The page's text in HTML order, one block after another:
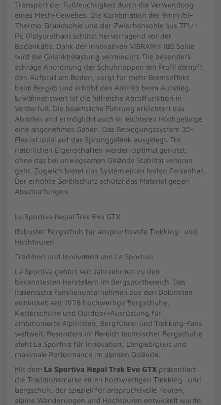
Transport der Fußfeuchtigkeit durch die Verwendung
eines Mesh-Gewebes. Die Kombination der 9mm Ibi-
Thermo-Brandsohle und der Zwischensohle aus TPU +
PE (Polyurethan) schützt hervorragend vor der
Bodenkälte. Dank der innovativen VIBRAM® IBS Sohle
wird die Gelenkbelastung vermindert. Die besonders
schräge Anordnung der Schuhnoppen am Profil dämpft
den Aufprall am Boden, sorgt für mehr Bremseffekt
beim Bergab und erhöht den Antrieb beim Aufstieg.
Erwähnenswert ist die hilfreiche Abrollfunktion in
Vorderfuß. Die beachtliche Führung erleichtert das
Abrollen und ermöglicht auch in leichteren Hochgebirge
eine angenehmes Gehen. Das Bewegungssystem 3D-
Flex ist ideal auf das Sprunggelenk ausgelegt. Die
natürlichen Eigenschaften werden optimal genutzt,
ohne das bei unwegsamen Gelände Stabiltät verloren
geht. Zugleich bietet das System einen festen Fersenhalt.
Der erhöhte Geröllschutz schützt das Material gegen
Abschürfungen.
La Sportiva Nepal Trek Evo GTX
Robuster Bergschuh für anspruchsvolle Trekking- und
Hochtouren
Tradition und Innovation von La Sportiva
La Sportiva gehört seit Jahrzehnten zu den
bekanntesten Herstellern im Bergsportbereich. Das
italienische Familienunternehmen aus den Dolomiten
entwickelt seit 1928 hochwertige Bergschuhe,
Kletterschuhe und Outdoor-Ausrüstung für
ambitionierte Alpinisten, Bergführer und Trekking-Fans
weltweit. Besonders im Bereich technischer Bergschuhe
steht La Sportiva für Innovation, Langlebigkeit und
maximale Performance im alpinen Gelände.
Mit dem La Sportiva Nepal Trek Evo GTX präsentiert
die Traditionsmarke einen hochwertigen Trekking- und
Bergschuh, der speziell für anspruchsvolle Touren,
alpine Wanderungen und Hochtouren entwickelt wurde.